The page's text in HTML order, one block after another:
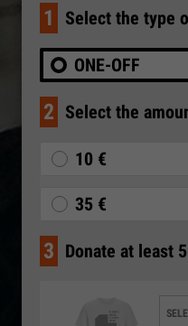
1 Select the type
ONE-OFF
2 Select the
10 €
35 €
3 Donate at least